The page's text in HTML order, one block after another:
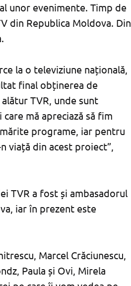
unor evenimente. Timp de
din Republica Moldova. Din
la o televiziune națională,
final obținerea de
TVR, unde sunt
mă apreciază să fim
programe, iar pentru
viață din acest proiect”,
TVR a fost și ambasadorul
iar în prezent este
Marcel Crăciunescu,
Paula și Ovi, Mirela